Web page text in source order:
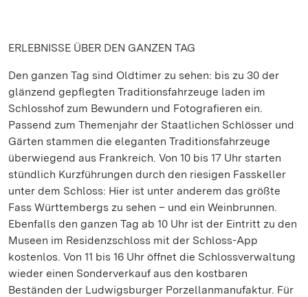
ERLEBNISSE ÜBER DEN GANZEN TAG
Den ganzen Tag sind Oldtimer zu sehen: bis zu 30 der
glänzend gepflegten Traditionsfahrzeuge laden im
Schlosshof zum Bewundern und Fotografieren ein.
Passend zum Themenjahr der Staatlichen Schlösser und
Gärten stammen die eleganten Traditionsfahrzeuge
überwiegend aus Frankreich. Von 10 bis 17 Uhr starten
stündlich Kurzführungen durch den riesigen Fasskeller
unter dem Schloss: Hier ist unter anderem das größte
Fass Württembergs zu sehen – und ein Weinbrunnen.
Ebenfalls den ganzen Tag ab 10 Uhr ist der Eintritt zu den
Museen im Residenzschloss mit der Schloss-App
kostenlos. Von 11 bis 16 Uhr öffnet die Schlossverwaltung
wieder einen Sonderverkauf aus den kostbaren
Beständen der Ludwigsburger Porzellanmanufaktur. Für